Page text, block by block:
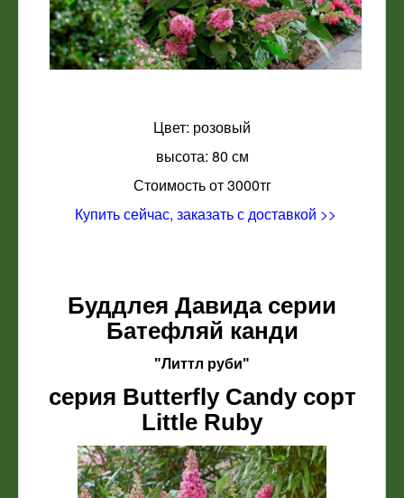
Цвет: розовый
высота: 80 см
Стоимость от 3000тг
Купить сейчас, заказать с доставкой >>
Буддлея Давида серии
Батефляй канди
"Литтл руби"
серия Butterfly Candy сорт
Little Ruby